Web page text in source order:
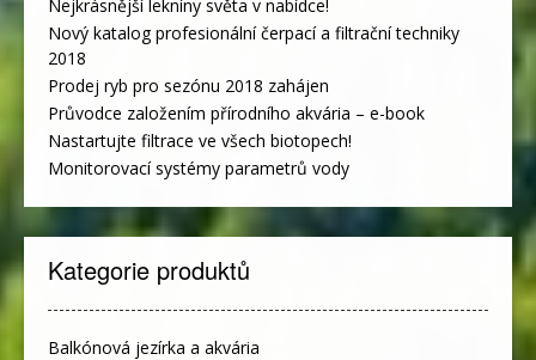
Nejkrásnější lekníny světa v nabídce!
Nový katalog profesionální čerpací a filtrační techniky
2018
Prodej ryb pro sezónu 2018 zahájen
Průvodce založením přírodního akvária – e-book
Nastartujte filtrace ve všech biotopech!
Monitorovací systémy parametrů vody
Kategorie produktů
Balkónová jezírka a akvária